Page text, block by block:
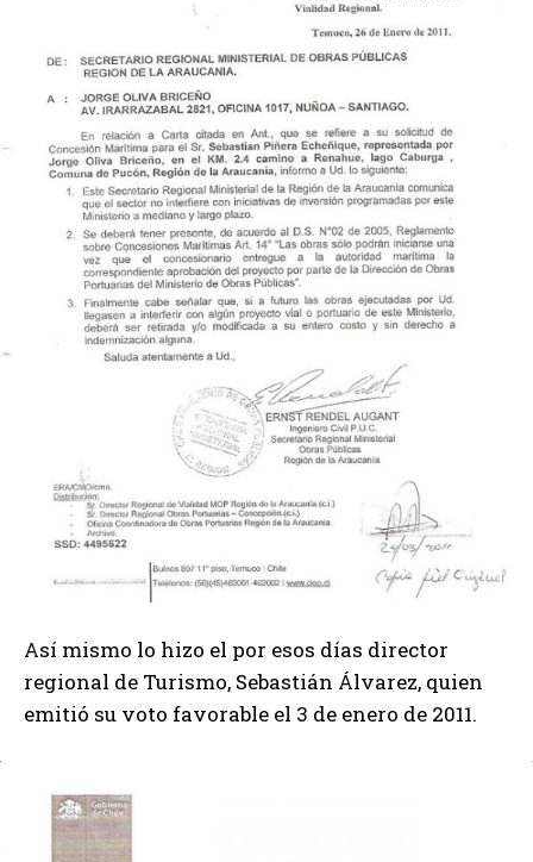
Así mismo lo hizo el por esos días director
regional de Turismo, Sebastián Álvarez, quien
emitió su voto favorable el 3 de enero de 2011.